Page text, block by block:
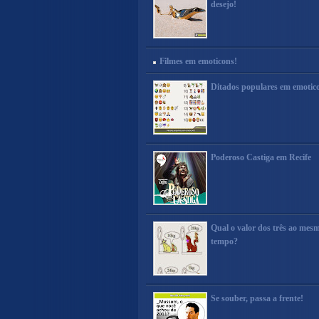
desejo!
Filmes em emoticons!
Ditados populares em
Poderoso Castiga em Recife
Qual o valor dos três ao
tempo?
Se souber, passa a frente!